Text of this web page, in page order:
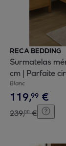
RECA BEDDING
Surmatelas
cm | Parfaite
pression
Blanc
119,99 €
239,00 €